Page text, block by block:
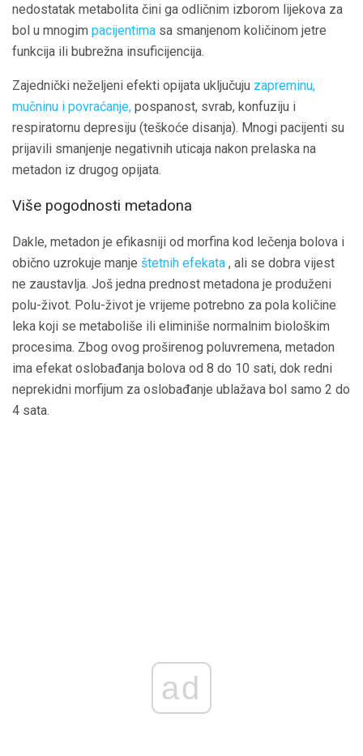
nedostatak metabolita čini ga odličnim izborom lijekova za
bol u mnogim pacijentima sa smanjenom količinom jetre
funkcija ili bubrežna insuficijencija.
Zajednički neželjeni efekti opijata uključuju zapreminu,
mučninu i povraćanje, pospanost, svrab, konfuziju i
respiratornu depresiju (teškoće disanja). Mnogi pacijenti su
prijavili smanjenje negativnih uticaja nakon prelaska na
metadon iz drugog opijata.
Više pogodnosti metadona
Dakle, metadon je efikasniji od morfina kod lečenja bolova i
obično uzrokuje manje štetnih efekata , ali se dobra vijest
ne zaustavlja. Još jedna prednost metadona je produženi
polu-život. Polu-život je vrijeme potrebno za pola količine
leka koji se metaboliše ili eliminiše normalnim biološkim
procesima. Zbog ovog proširenog poluvremena, metadon
ima efekat oslobađanja bolova od 8 do 10 sati, dok redni
neprekidni morfijum za oslobađanje ublažava bol samo 2 do
4 sata.
ad